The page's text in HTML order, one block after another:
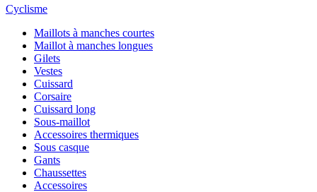
Cyclisme
Maillots à manches courtes
Maillot à manches longues
Gilets
Vestes
Cuissard
Corsaire
Cuissard long
Sous-maillot
Accessoires thermiques
Sous casque
Gants
Chaussettes
Accessoires